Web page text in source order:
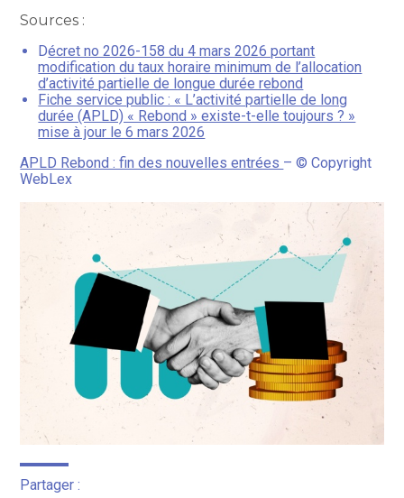
Sources :
Décret no 2026-158 du 4 mars 2026 portant
modification du taux horaire minimum de l’allocation
d’activité partielle de longue durée rebond
Fiche service public : « L’activité partielle de long
durée (APLD) « Rebond » existe-t-elle toujours ? »
mise à jour le 6 mars 2026
APLD Rebond : fin des nouvelles entrées – © Copyright
WebLex
Partager :